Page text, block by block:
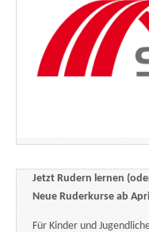
Jetzt Rudern lernen
Neue Ruderkurse ab
Für Kinder und